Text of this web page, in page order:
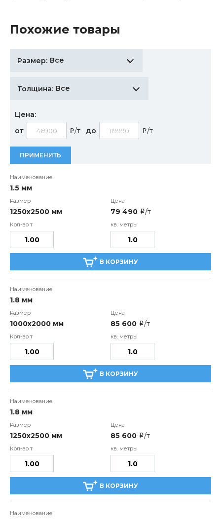
Похожие товары
Размер: Все
Толщина: Все
Цена:
от
i/т до i/т
ПРИМЕНИТЬ
1.5 мм
1250х2500 мм 79 490 i/т
В КОРЗИНУ
1.8 мм
1000х2000 мм 85 600 i/т
В КОРЗИНУ
1.8 мм
1250х2500 мм 85 600 i/т
В КОРЗИНУ